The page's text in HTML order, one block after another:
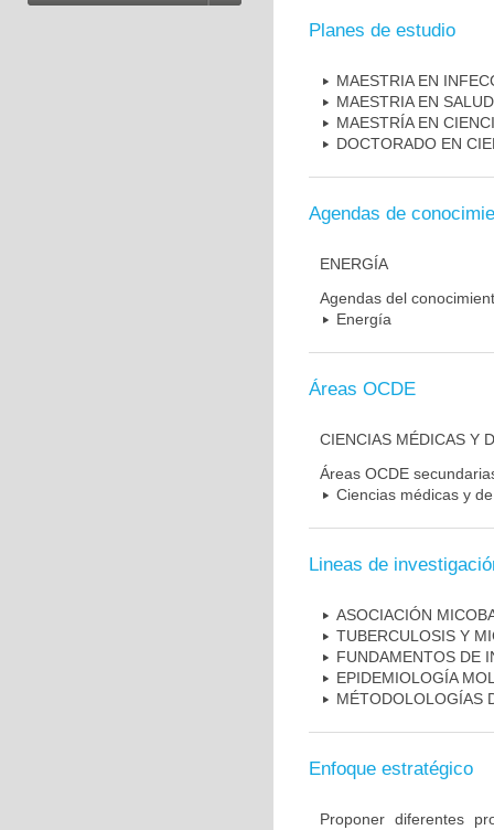
Planes de estudio
MAESTRIA EN
MAESTRIA EN
MAESTRÍA EN
DOCTORADO EN
Agendas de
ENERGÍA
Agendas del
Energía
Áreas OCDE
CIENCIAS MÉDICAS Y
Áreas OCDE
Ciencias médicas y
Lineas de
ASOCIACIÓN
TUBERCULOSIS Y
FUNDAMENTOS DE
EPIDEMIOLOGÍA
MÉTODOLOLOGÍAS
Enfoque estratégico
Proponer diferentes